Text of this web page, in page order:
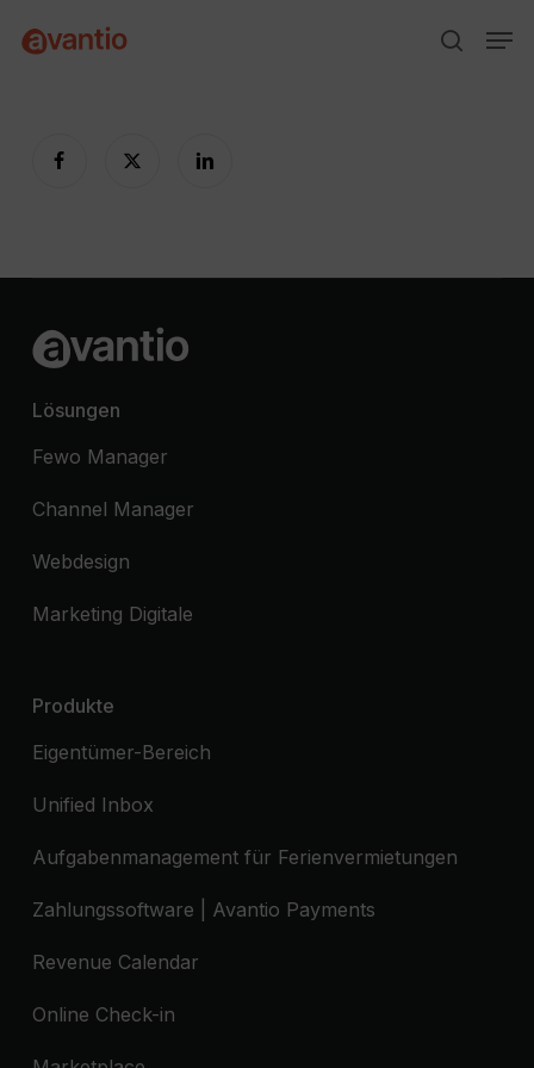
search
Lösungen
Fewo Manager
Channel Manager
Webdesign
Marketing Digitale
Produkte
Eigentümer-Bereich
Unified Inbox
Aufgabenmanagement für Ferienvermietungen
Zahlungssoftware | Avantio Payments
Revenue Calendar
Online Check-in